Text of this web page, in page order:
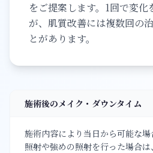
をご提案します。1回で変
が、肌質改善には複数回の
とがあります。
施術後のメイク・ダウンタイム
施術内容により当日から可能な
照射や強めの照射を行った場合